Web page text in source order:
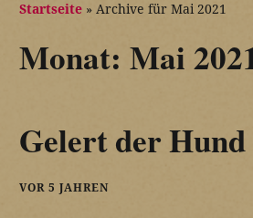
Startseite » Archive für Mai 2021
Monat: Mai
Gelert der Hund
VOR 5 JAHREN